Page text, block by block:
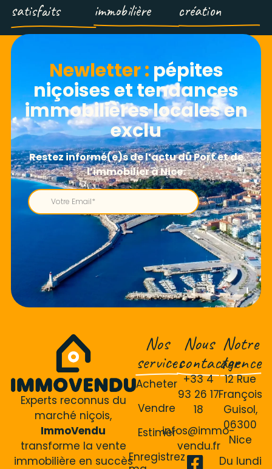
satisfaits
immobilière
création
Newletter​ : pépites
niçoises et tendances
immobilières locales en
exclu
Experts reconnus du
marché niçois,
ImmoVendu
transforme la vente
immobilière en succès
Nos
services
Acheter
Vendre
Estimer
Enregistrez
Nous
contacter
+33 4
93 26 17
18
infos@immo-
vendu.fr
Notre
agence
12 Rue
François
Guisol,
06300
Nice
Du lundi